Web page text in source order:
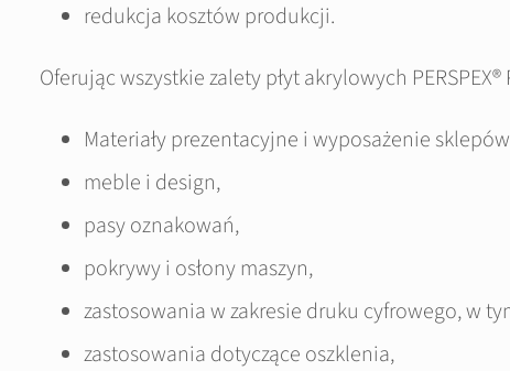
redukcja kosztów produkcji.
Oferując wszystkie zalety płyt akrylowych
Materiały prezentacyjne i wyposażenie
meble i design,
pasy oznakowań,
pokrywy i osłony maszyn,
zastosowania w zakresie druku cyfrowego, w
zastosowania dotyczące oszklenia,